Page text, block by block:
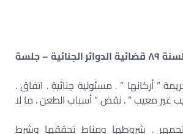
الطعن رقم ١٤٨٢٤ لسنة ٨٩ قضائية الدوائر الجنائية – جلسة
” أركانها ” . مسئولية جنائية . اتفاق .
غير معيب ” . نقض ” أسباب الطعن . ما لا
. شروطها ومناط تحققها وشرط